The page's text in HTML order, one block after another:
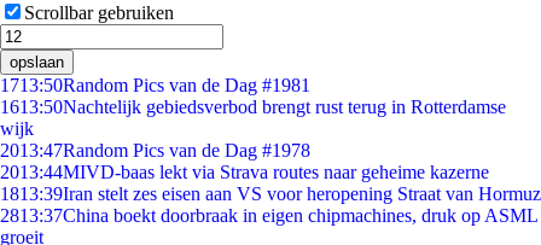
Scrollbar gebruiken
opslaan
1713:50Random Pics van de Dag #1981
1613:50Nachtelijk gebiedsverbod brengt rust terug in Rotterdamse
wijk
2013:47Random Pics van de Dag #1978
2013:44MIVD-baas lekt via Strava routes naar geheime kazerne
1813:39Iran stelt zes eisen aan VS voor heropening Straat van Hormuz
2813:37China boekt doorbraak in eigen chipmachines, druk op ASML
groeit